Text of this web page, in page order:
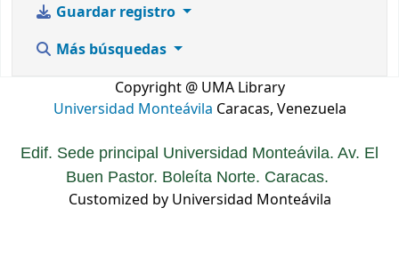
Guardar registro
Más búsquedas
Copyright @ UMA Library
Universidad Monteávila Caracas, Venezuela
Edif. Sede principal Universidad Monteávila. Av. El
Buen Pastor. Boleíta Norte. Caracas.
Customized by Universidad Monteávila